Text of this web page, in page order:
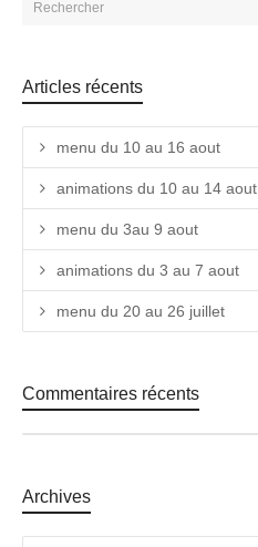
Articles récents
menu du 10 au 16 aout
animations du 10 au 14 aout
menu du 3au 9 aout
animations du 3 au 7 aout
menu du 20 au 26 juillet
Commentaires récents
Archives